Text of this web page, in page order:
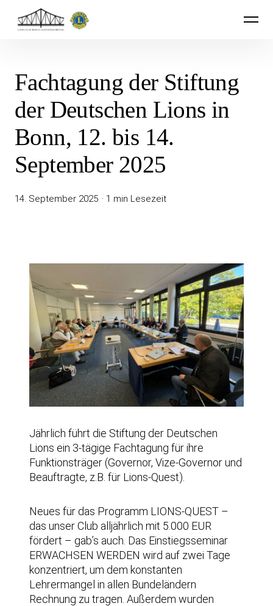
überspringen
Lions Club Berlin-Glienicker Brücke
Fachtagung der Stiftung
der Deutschen Lions in
Bonn, 12. bis 14.
September 2025
14. September 2025 1 min Lesezeit
Jährlich führt die Stiftung der Deutschen
Lions ein 3-tägige Fachtagung für ihre
Funktionsträger (Governor, Vize-Governor und
Beauftragte, z.B. für Lions-Quest).
Neues für das Programm LIONS-QUEST –
das unser Club alljährlich mit 5.000 EUR
fördert – gab’s auch. Das Einstiegsseminar
ERWACHSEN WERDEN wird auf zwei Tage
konzentriert, um dem konstanten
Lehrermangel in allen Bundeländern
Rechnung zu tragen. Außerdem wurden